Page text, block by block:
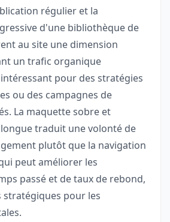
régulier et la
d'une bibliothèque de
au site une dimension
un trafic organique
pour des stratégies
ou des campagnes de
La maquette sobre et
traduit une volonté de
plutôt que la navigation
peut améliorer les
passé et de taux de rebond,
stratégiques pour les